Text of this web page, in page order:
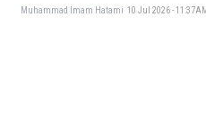
Reset Indonesia
Muhammad Imam Hatami 10 Jul 2026 - 11:37AM